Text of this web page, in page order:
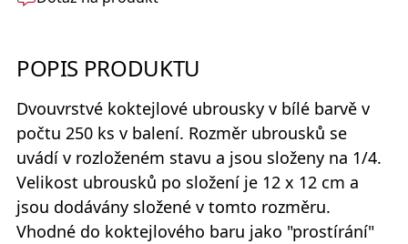
POPIS PRODUKTU
Dvouvrstvé koktejlové ubrouskyv bílé barvě v
počtu 250 ks v balení. Rozměr ubrousků se
uvádí v rozloženém stavu a jsou složeny na 1/4.
Velikost ubrousků po složení je 12 x 12 cm a
jsou dodávány složené v tomto rozměru.
Vhodné do koktejlového baru jako "prostírání"